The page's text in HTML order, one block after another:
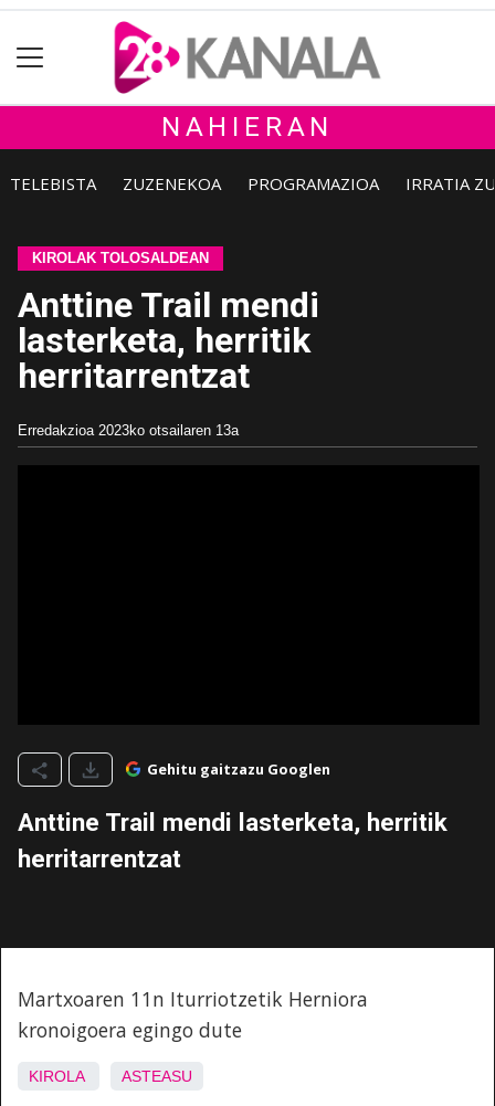
NAHIERAN
TELEBISTA ZUZENEKOA PROGRAMAZIOA IRRATIA
KIROLAK TOLOSALDEAN
Anttine Trail mendi
lasterketa, herritik
herritarrentzat
Erredakzioa 2023ko otsailaren 13a
Gehitu gaitzazu Googlen
Anttine Trail mendi lasterketa, herritik
herritarrentzat
Martxoaren 11n Iturriotzetik Herniora
kronoigoera egingo dute
KIROLA ASTEASU